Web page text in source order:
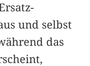
und selbst
das